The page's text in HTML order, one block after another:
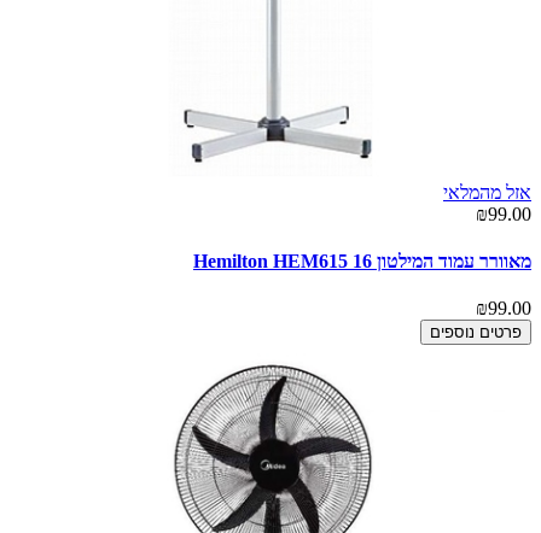
אזל מהמלאי
₪99.00
מאוורר עמוד המילטון 16 Hemilton HEM615
₪99.00
פרטים נוספים